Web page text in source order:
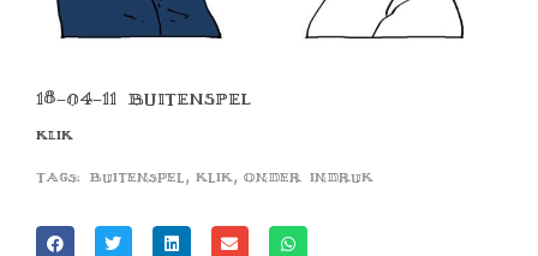
18-04-11 BUITENSPEL
KLIK
Tags: buitenspel , klik, onder indruk